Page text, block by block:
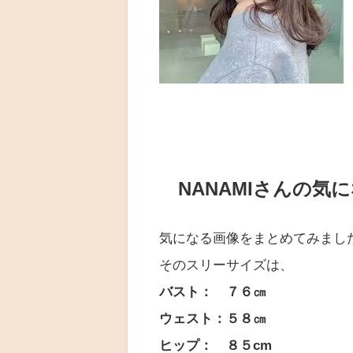
NANAMIさんの気
気になる画像をまとめてみまし
そのスリーサイズは、
バスト： ７６㎝
ウェスト：５８㎝
ヒップ： ８５cm